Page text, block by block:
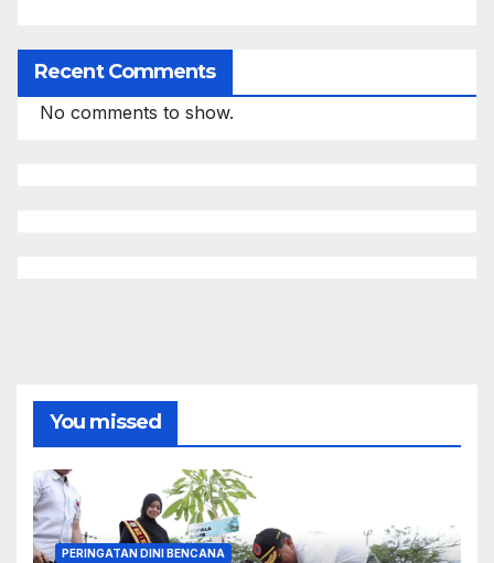
Recent Comments
No comments to show.
You missed
PERINGATAN DINI BENCANA